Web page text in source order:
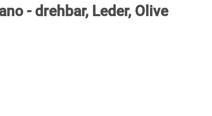
- drehbar, Leder, Olive